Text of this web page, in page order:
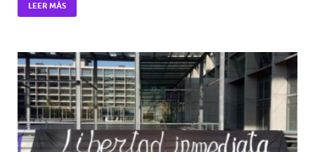
LEER MÁS